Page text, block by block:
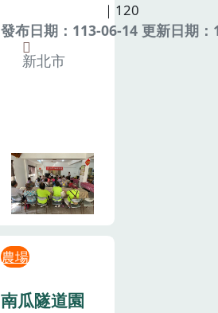
｜120
發布日期：113-06-14 更新日期
新北市
農場
南瓜隧道園